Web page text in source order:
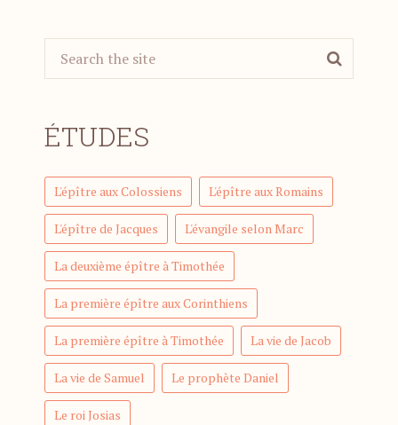
ÉTUDES
L'épître aux Colossiens L'épître aux Romains
L'épître de Jacques L'évangile selon Marc
La deuxième épître à Timothée
La première épître aux Corinthiens
La première épître à Timothée La vie de Jacob
La vie de Samuel Le prophète Daniel
Le roi Josias